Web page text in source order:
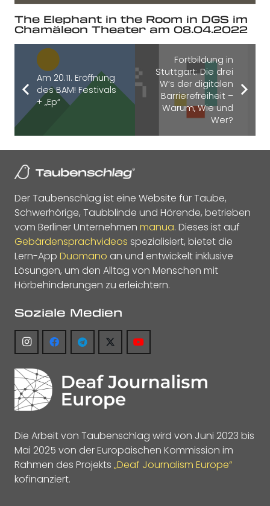
The Elephant in the Room in DGS im
Chamäleon Theater am 08.04.2022
Am 20.11. Eröffnung
des BAM! Festivals
+ „Ep“
Fortbildung in
Stuttgart: Die drei
W‘s der digitalen
Barrierefreiheit –
Warum, Wie und
Wer?
Der Taubenschlag ist eine Website für Taube,
Schwerhörige, Taubblinde und Hörende, betrieben
vom Berliner Unternehmen manua. Dieses ist auf
Gebärdensprachvideos spezialisiert, bietet die
Lern-App Duomano an und entwickelt inklusive
Lösungen, um den Alltag von Menschen mit
Hörbehinderungen zu erleichtern.
Soziale Medien
Die Arbeit von Taubenschlag wird von Juni 2023 bis
Mai 2025 von der Europäischen Kommission im
Rahmen des Projekts „Deaf Journalism Europe“
kofinanziert.